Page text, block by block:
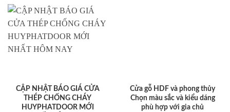
CẬP NHẬT BÁO GIÁ CỬA
THÉP CHỐNG CHÁY
HUYPHATDOOR MỚI
Cửa gỗ HDF và phong thủy
Chọn màu sắc và kiểu dáng
phù hợp với gia chủ